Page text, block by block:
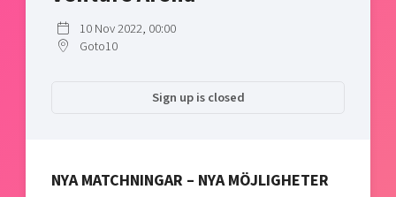
Upscaling
Talent & skills
Offers to boost your business
Funding opportunities
ProjectsToday's lunch in Mjärdevi
10 Nov 2022, 00:00
Goto10
Sign up is closed
NYA MATCHNINGAR – NYA MÖJLIGHETER